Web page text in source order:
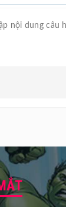
KIDO, luật
ngay lập tức